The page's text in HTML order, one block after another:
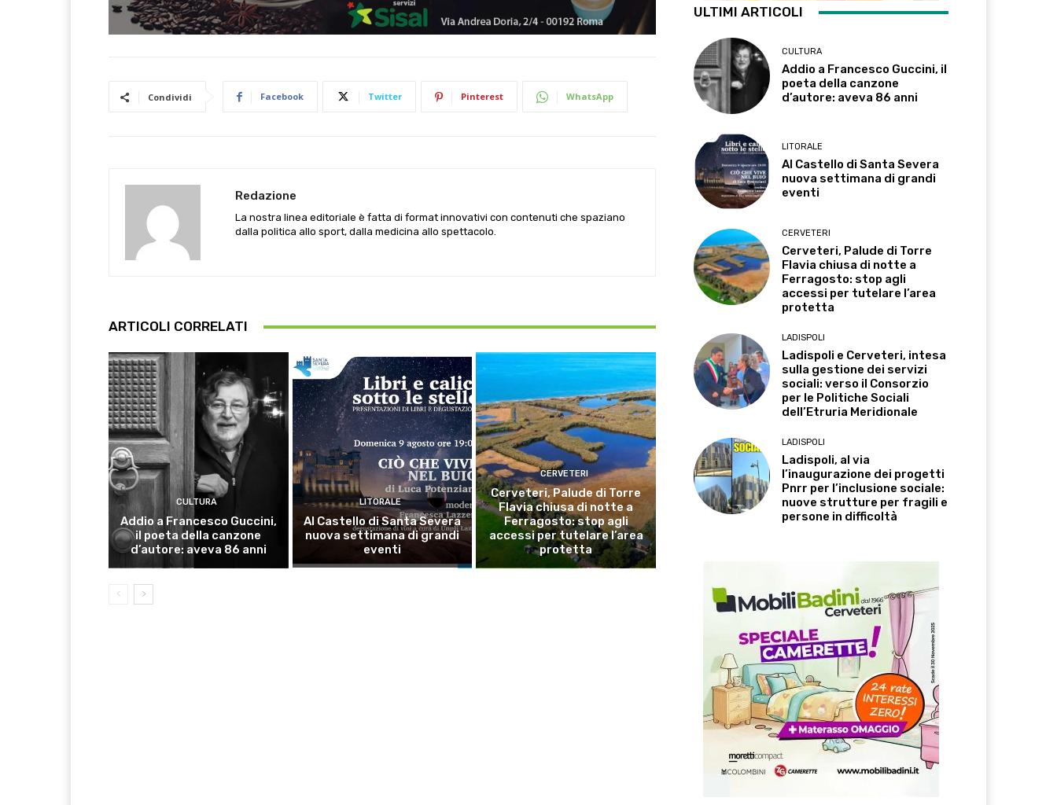
Condividi Facebook Twitter Pinterest WhatsApp
Redazione
La nostra linea editoriale è fatta di format innovativi con contenuti che spaziano
dalla politica allo sport, dalla medicina allo spettacolo.
ARTICOLI CORRELATI
CULTURA
Addio a Francesco Guccini,
il poeta della canzone
d’autore: aveva 86 anni
LITORALE
Al Castello di Santa Severa
nuova settimana di grandi
eventi
CERVETERI
Cerveteri, Palude di Torre
Flavia chiusa di notte a
Ferragosto: stop agli
accessi per tutelare l’area
protetta
ULTIMI ARTICOLI
CULTURA
Addio a Francesco Guccini, il
poeta della canzone
d’autore: aveva 86 anni
LITORALE
Al Castello di Santa Severa
nuova settimana di grandi
eventi
CERVETERI
Cerveteri, Palude di Torre
Flavia chiusa di notte a
Ferragosto: stop agli
accessi per tutelare l’area
protetta
LADISPOLI
Ladispoli e Cerveteri, intesa
sulla gestione dei servizi
sociali: verso il Consorzio
per le Politiche Sociali
dell’Etruria Meridionale
LADISPOLI
Ladispoli, al via
l’inaugurazione dei progetti
Pnrr per l’inclusione sociale:
nuove strutture per fragili e
persone in difficoltà